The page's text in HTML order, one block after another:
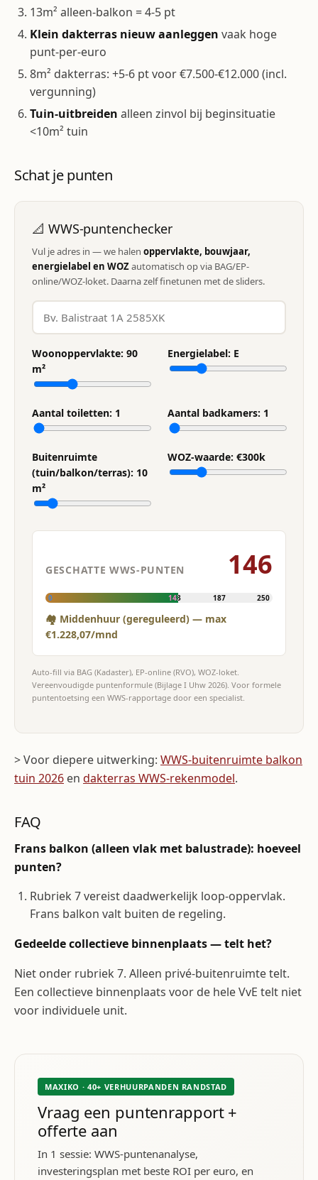
13m² alleen-balkon = 4-5 pt
Klein dakterras nieuw aanleggen vaak hoge
punt-per-euro
8m² dakterras: +5-6 pt voor €7.500-€12.000 (incl.
vergunning)
Tuin-uitbreiden alleen zinvol bij beginsituatie
<10m² tuin
Schat je punten
📐 WWS-puntenchecker
Vul je adres in — we halen oppervlakte, bouwjaar,
energielabel en WOZautomatisch op via BAG/EP-
online/WOZ-loket. Daarna zelf finetunen met de sliders.
Woonoppervlakte: 90
m²
Energielabel: E
Aantal toiletten: 1 Aantal badkamers: 1
Buitenruimte
(tuin/balkon/terras): 10
m²
WOZ-waarde: €300k
GESCHATTE WWS-PUNTEN 146
0 143 187 250
🏘 Middenhuur (gereguleerd) — max
€1.228,07/mnd
Auto-fill via BAG (Kadaster), EP-online (RVO), WOZ-loket.
Vereenvoudigde puntenformule (Bijlage I Uhw 2026). Voor formele
puntentoetsing een WWS-rapportage door een specialist.
> Voor diepere uitwerking: WWS-buitenruimte balkon
tuin 2026 en dakterras WWS-rekenmodel.
FAQ
Frans balkon (alleen vlak met balustrade): hoeveel
punten?
Rubriek 7 vereist daadwerkelijk loop-oppervlak.
Frans balkon valt buiten de regeling.
Gedeelde collectieve binnenplaats — telt het?
Niet onder rubriek 7. Alleen privé-buitenruimte telt.
Een collectieve binnenplaats voor de hele VvE telt niet
voor individuele unit.
MAXIKO · 40+ VERHUURPANDEN RANDSTAD
Vraag een puntenrapport +
offerte aan
In 1 sessie: WWS-puntenanalyse,
investeringsplan met beste ROI per euro, en